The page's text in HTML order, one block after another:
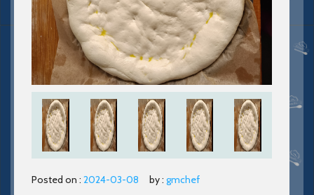
Posted on : 2024-03-08 by : gmchef